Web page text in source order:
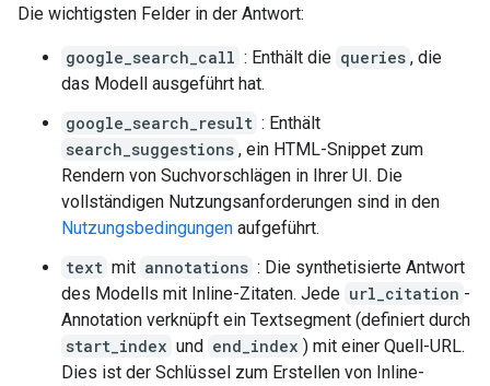
Die wichtigsten Felder in der Antwort:
google_search_call : Enthält die queries , die
das Modell ausgeführt hat.
google_search_result : Enthält
search_suggestions , ein HTML-Snippet zum
Rendern von Suchvorschlägen in Ihrer UI. Die
vollständigen Nutzungsanforderungen sind in den
Nutzungsbedingungen aufgeführt.
text mit annotations : Die synthetisierte Antwort
des Modells mit Inline-Zitaten. Jede url_citation -
Annotation verknüpft ein Textsegment (definiert durch
start_index und end_index ) mit einer Quell-URL.
Dies ist der Schlüssel zum Erstellen von Inline-